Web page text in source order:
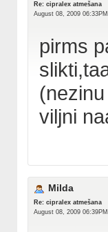
Re: cipralex atmešana
August 08, 2009 06:33PM
pirms
viljni
Milda
Re: cipralex atmešana
August 08, 2009 06:39PM